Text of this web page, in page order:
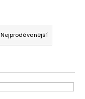
Nejprodávanější